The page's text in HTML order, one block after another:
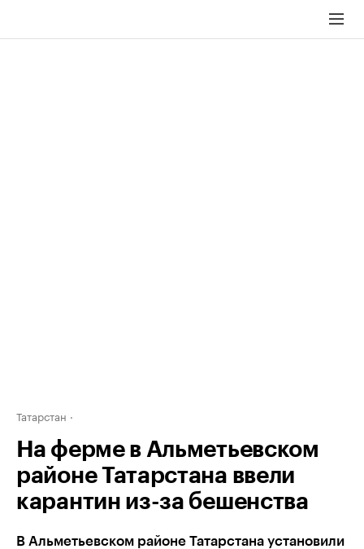
Татарстан
На ферме в Альметьевском
районе Татарстана ввели
карантин из-за бешенства
В Альметьевском районе Татарстана установили